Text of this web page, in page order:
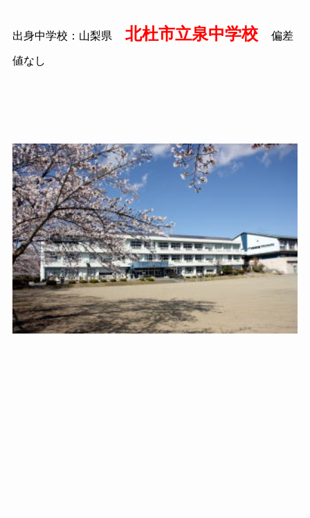
出身中学校：山梨県 北杜市立泉中学校 偏差
値なし